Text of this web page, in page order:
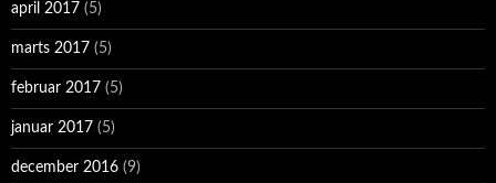
april 2017 (5)
marts 2017 (5)
februar 2017 (5)
januar 2017 (5)
december 2016 (9)